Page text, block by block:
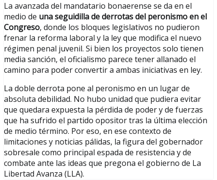
La avanzada del mandatario bonaerense se da en el
medio de una seguidilla de derrotas del peronismo en el
Congreso, donde los bloques legislativos no pudieron
frenar la reforma laboral y la ley que modifica el nuevo
régimen penal juvenil. Si bien los proyectos solo tienen
media sanción, el oficialismo parece tener allanado el
camino para poder convertir a ambas iniciativas en ley.
La doble derrota pone al peronismo en un lugar de
absoluta debilidad. No hubo unidad que pudiera evitar
que quedara expuesta la pérdida de poder y de fuerzas
que ha sufrido el partido opositor tras la última elección
de medio término. Por eso, en ese contexto de
limitaciones y noticias pálidas, la figura del gobernador
sobresale como principal espada de resistencia y de
combate ante las ideas que pregona el gobierno de La
Libertad Avanza (LLA).